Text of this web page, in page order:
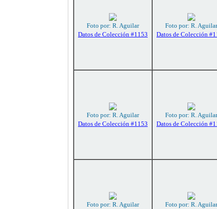
Foto por: R. Aguilar
Datos de Colección #1153
Foto por: R. Aguilar
Datos de Colección
Foto por: R. Aguilar
Datos de Colección #1153
Foto por: R. Aguilar
Datos de Colección
Foto por: R. Aguilar
Foto por: R. Aguilar